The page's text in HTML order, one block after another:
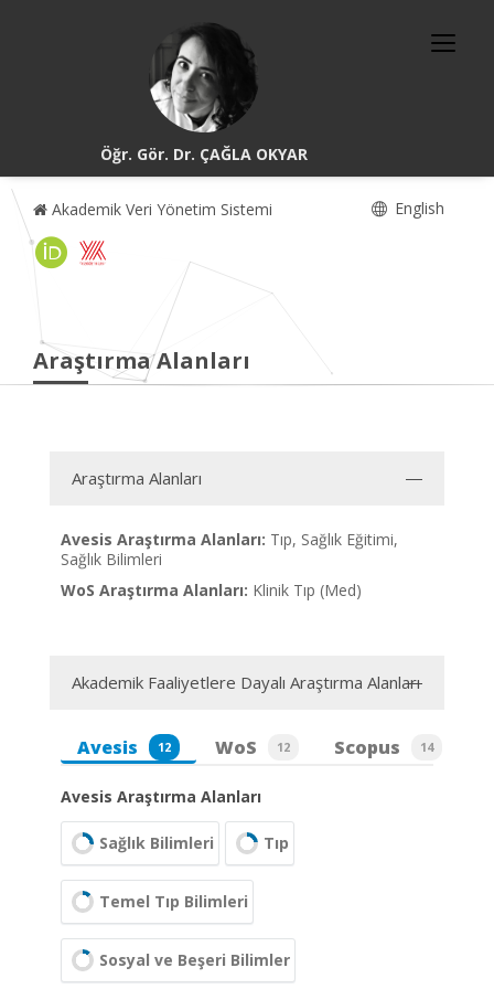
Öğr. Gör. Dr. ÇAĞLA OKYAR
Akademik Veri Yönetim Sistemi English
Araştırma Alanları
Araştırma Alanları
Avesis Araştırma Alanları: Tıp, Sağlık Eğitimi,
Sağlık Bilimleri
WoS Araştırma Alanları: Klinik Tıp (Med)
Akademik Faaliyetlere Dayalı Araştırma Alanları
Avesis 12 WoS 12 Scopus 14
Avesis Araştırma Alanları
Sağlık Bilimleri Tıp
Temel Tıp Bilimleri
Sosyal ve Beşeri Bilimler